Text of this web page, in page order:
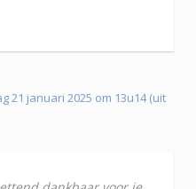
21 januari 2025 om 13u14 (uit